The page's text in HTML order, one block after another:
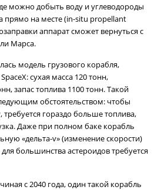
можно добыть воду и углеводороды
прямо на месте (in-situ propellant
аппарат сможет вернуться с
Марса.
модель грузового корабля,
сухая масса 120 тонн,
запас топлива 1100 тонн. Такой
обстоятельством: чтобы
гораздо больше топлива,
Даже при полном баке корабль
«дельта-v» (изменение скорости)
большинства астероидов требуется
с 2040 года, один такой корабль